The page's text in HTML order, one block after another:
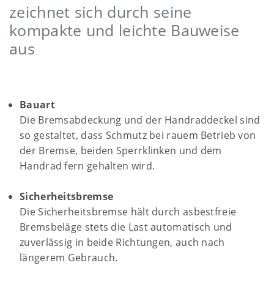
zeichnet sich durch seine
kompakte und leichte Bauweise
aus
Bauart
Die Bremsabdeckung und der Handraddeckel sind
so gestaltet, dass Schmutz bei rauem Betrieb von
der Bremse, beiden Sperr­klinken und dem
Handrad fern gehalten wird.
Sicherheitsbremse
Die Sicherheitsbremse hält durch asbestfreie
Bremsbeläge stets die Last automatisch und
zuverlässig in beide Richtungen, auch nach
längerem Gebrauch.